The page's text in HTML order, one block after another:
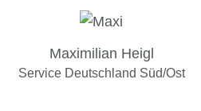
Heigl
Maximilian Heigl
Service Deutschland Süd/Ost